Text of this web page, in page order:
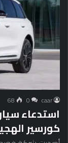
caar
0
68
استدعاء
كورسير